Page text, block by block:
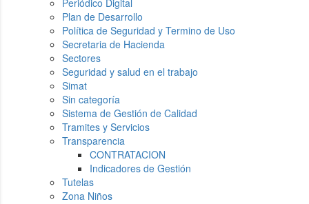
Periódico Digital
Plan de Desarrollo
Política de Seguridad y Termino de Uso
Secretaria de Hacienda
Sectores
Seguridad y salud en el trabajo
Simat
Sin categoría
Sistema de Gestión de Calidad
Tramites y Servicios
Transparencia
CONTRATACION
Indicadores de Gestión
Tutelas
Zona Niños